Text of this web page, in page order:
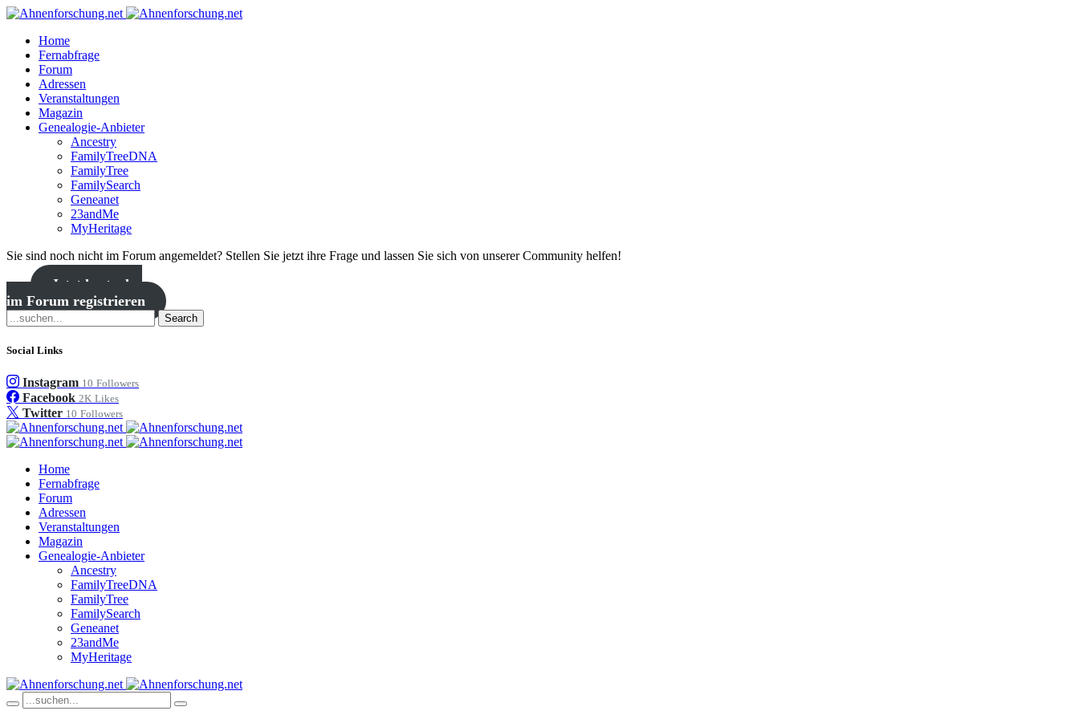
Home
Fernabfrage
Forum
Adressen
Veranstaltungen
Magazin
Genealogie-Anbieter
Ancestry
FamilyTreeDNA
FamilyTree
FamilySearch
Geneanet
23andMe
MyHeritage
Sie sind noch nicht im Forum angemeldet? Stellen Sie jetzt ihre Frage und lassen Sie sich von unserer Community helfen!
Jetzt kostenlos
im Forum registrieren
Search
Social Links
Instagram 10 Followers
Facebook 2K Likes
Twitter 10 Followers
Home
Fernabfrage
Forum
Adressen
Veranstaltungen
Magazin
Genealogie-Anbieter
Ancestry
FamilyTreeDNA
FamilyTree
FamilySearch
Geneanet
23andMe
MyHeritage